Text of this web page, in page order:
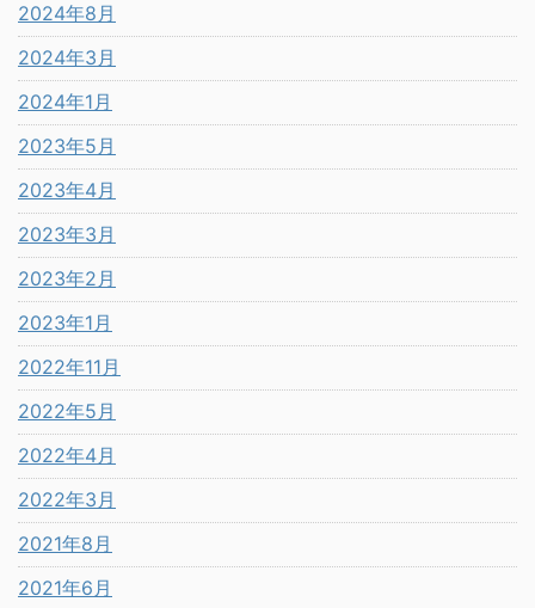
2024年8月
2024年3月
2024年1月
2023年5月
2023年4月
2023年3月
2023年2月
2023年1月
2022年11月
2022年5月
2022年4月
2022年3月
2021年8月
2021年6月